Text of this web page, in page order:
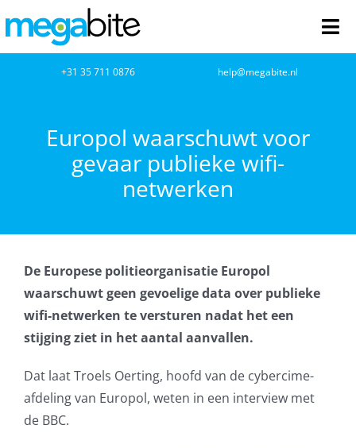
naar
inhoud
Netwerkbeheer
VOIP
Microsoft NCE
AVG
Office365
+31 35 711 0876 help@megabite.nl
Europol waarschuwt voor
gevaar publieke wifi-
netwerken
De Europese politieorganisatie Europol
waarschuwt geen gevoelige data over publieke
wifi-netwerken te versturen nadat het een
stijging ziet in het aantal aanvallen.
Dat laat Troels Oerting, hoofd van de cybercime-
afdeling van Europol, weten in een interview met
de BBC.